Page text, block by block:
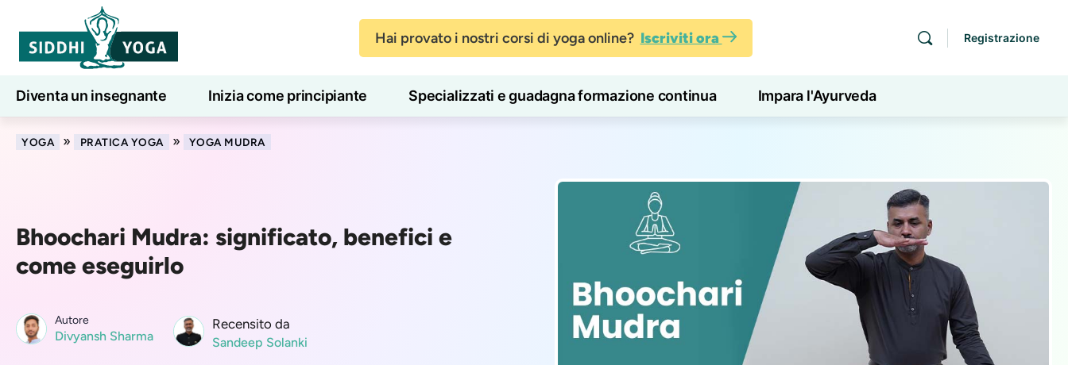
Hai provato i nostri corsi di yoga online? Iscriviti ora Registrazione
Diventa un insegnante Inizia come principiante Specializzati e guadagna formazione continua Impara l'Ayurveda
Lezioni di yoga online 7 giorni di benessere
YOGA » PRATICA YOGA » YOGA MUDRA
Bhoochari Mudra: significato, benefici e
come eseguirlo
Autore
Divyansh Sharma
Recensito da
Sandeep Solanki